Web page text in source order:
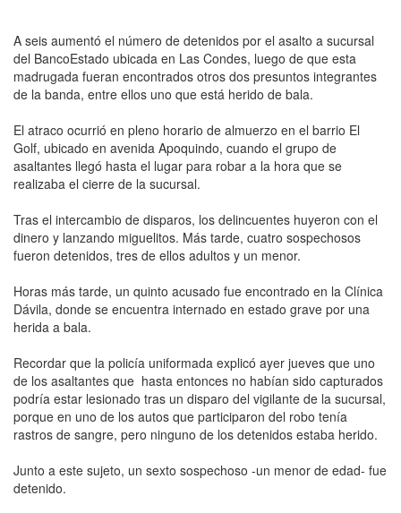
A seis aumentó el número de detenidos por el asalto a sucursal
del BancoEstado ubicada en Las Condes, luego de que esta
madrugada fueran encontrados otros dos presuntos integrantes
de la banda, entre ellos uno que está herido de bala.
El atraco ocurrió en pleno horario de almuerzo en el barrio El
Golf, ubicado en avenida Apoquindo, cuando el grupo de
asaltantes llegó hasta el lugar para robar a la hora que se
realizaba el cierre de la sucursal.
Tras el intercambio de disparos, los delincuentes huyeron con el
dinero y lanzando miguelitos. Más tarde, cuatro sospechosos
fueron detenidos, tres de ellos adultos y un menor.
Horas más tarde, un quinto acusado fue encontrado en la Clínica
Dávila, donde se encuentra internado en estado grave por una
herida a bala.
Recordar que la policía uniformada explicó ayer jueves que uno
de los asaltantes que hasta entonces no habían sido capturados
podría estar lesionado tras un disparo del vigilante de la sucursal,
porque en uno de los autos que participaron del robo tenía
rastros de sangre, pero ninguno de los detenidos estaba herido.
Junto a este sujeto, un sexto sospechoso -un menor de edad- fue
detenido.